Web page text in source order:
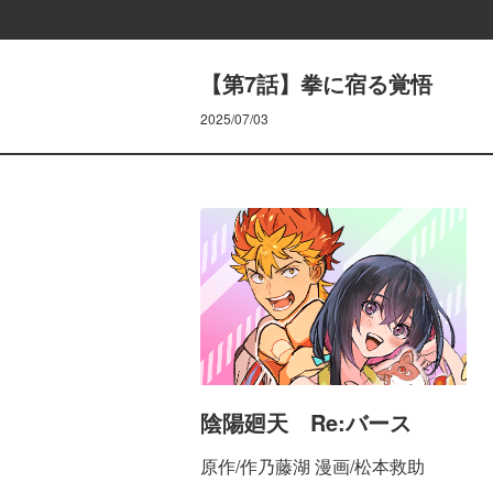
【第7話】拳に宿る覚悟
2025/07/03
陰陽廻天 Re:バース
原作/作乃藤湖 漫画/松本救助